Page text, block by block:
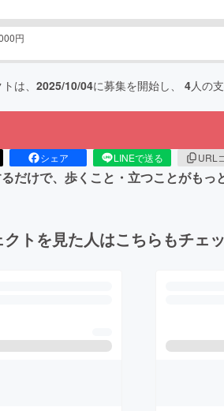
円
は、 2025/10/04に募集を開始し、 4人の
シェア LINEで送る URL
だけで、歩くこと・立つことがもっ
トを見た人はこちらもチェ